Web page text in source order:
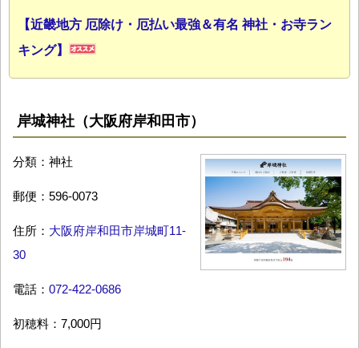
【近畿地方 厄除け・厄払い最強＆有名 神社・お寺ラン
キング】
岸城神社（大阪府岸和田市）
分類：神社
郵便：596-0073
住所： 大阪府岸和田市岸城町11-
30
電話： 072-422-0686
初穂料：7,000円